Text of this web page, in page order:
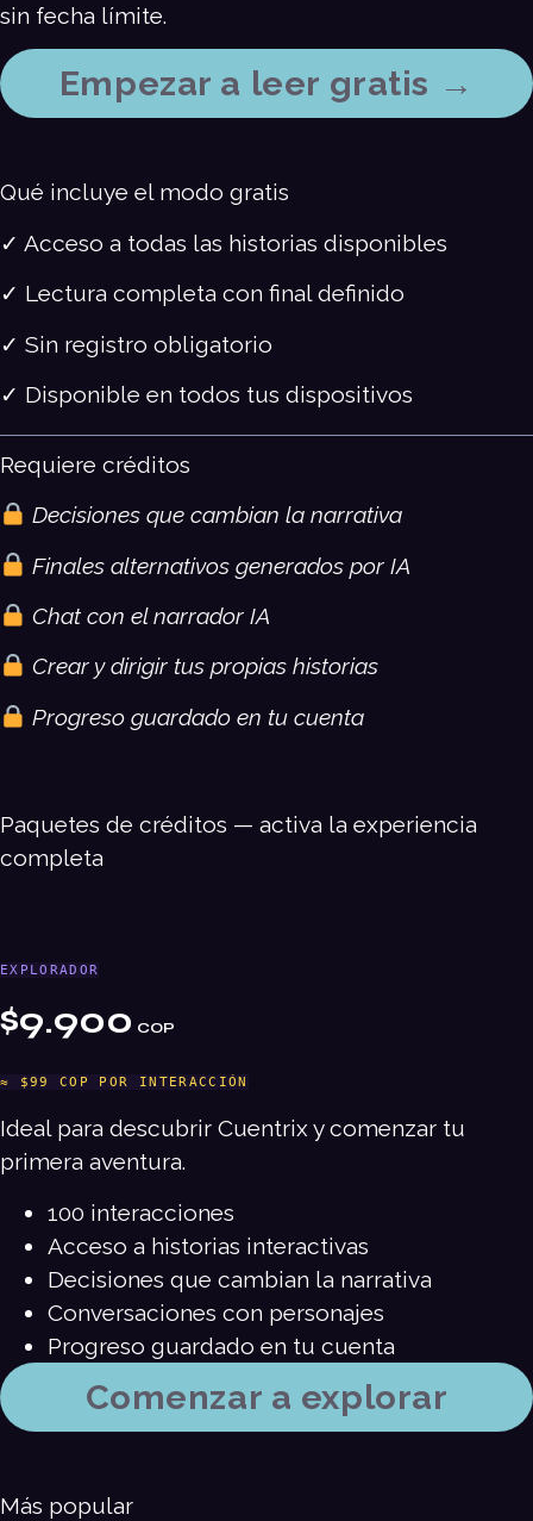
sin fecha límite.
Empezar a leer gratis →
Qué incluye el modo gratis
✓ Acceso a todas las historias disponibles
✓ Lectura completa con final definido
✓ Sin registro obligatorio
✓ Disponible en todos tus dispositivos
Requiere créditos
Decisiones que cambian la narrativa
Finales alternativos generados por IA
Chat con el narrador IA
Crear y dirigir tus propias historias
Progreso guardado en tu cuenta
Paquetes de créditos — activa la experiencia
completa
EXPLORADOR
$9.900 COP
≈ $99 COP POR INTERACCIÓN
Ideal para descubrir Cuentrix y comenzar tu
primera aventura.
100 interacciones
Acceso a historias interactivas
Decisiones que cambian la narrativa
Conversaciones con personajes
Progreso guardado en tu cuenta
Comenzar a explorar
Más popular